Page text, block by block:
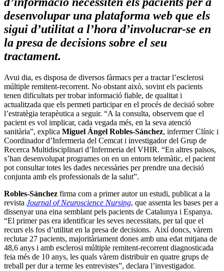
desenvolupar una plataforma web que els
sigui d’utilitat a l’hora d’involucrar-se en
la presa de decisions sobre el seu
tractament.
Avui dia, es disposa de diversos fàrmacs per a tractar l’esclerosi
múltiple remitent-recorrent. No obstant això, sovint els pacients
tenen dificultats per trobar informació fiable, de qualitat i
actualitzada que els permeti participar en el procés de decisió sobre
l’estratègia terapèutica a seguir. “A la consulta, observem que el
pacient es vol implicar, cada vegada més, en la seva atenció
sanitària”, explica Miguel Ángel Robles-Sánchez, infermer Clínic i
Coordinador d’Infermeria del Cemcat i investigador del Grup de
Recerca Multidisciplinari d’Infermeria del VHIR. “En altres països,
s’han desenvolupat programes on en un entorn telemàtic, el pacient
pot consultar totes les dades necessàries per prendre una decisió
conjunta amb els professionals de la salut”.
Robles-Sánchez firma com a primer autor un estudi, publicat a la
revista Journal of Neuroscience Nursing, que assenta les bases per a
dissenyar una eina semblant pels pacients de Catalunya i Espanya.
“El primer pas era identificar les seves necessitats, per tal que el
recurs els fos d’utilitat en la presa de decisions. Així doncs, vàrem
reclutar 27 pacients, majoritàriament dones amb una edat mitjana de
48,6 anys i amb esclerosi múltiple remitent-recorrent diagnosticada
feia més de 10 anys, les quals vàrem distribuir en quatre grups de
treball per dur a terme les entrevistes”, declara l’investigador.